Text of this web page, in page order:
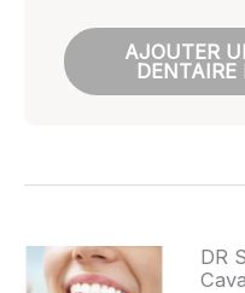
AJOUTER
DENTAIRE
DR